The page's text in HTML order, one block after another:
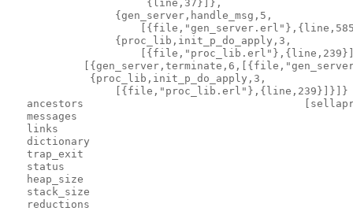
                      {line,37}]},
                 {gen_server,handle_msg,5,
                 {proc_lib,init_p_do_apply,3,
             {proc_lib,init_p_do_apply,3,
                 [{file,"proc_lib.erl"},{line,239}]}]}
ancestors
messages
links
dictionary
trap_exit
status
heap_size
stack_size
reductions